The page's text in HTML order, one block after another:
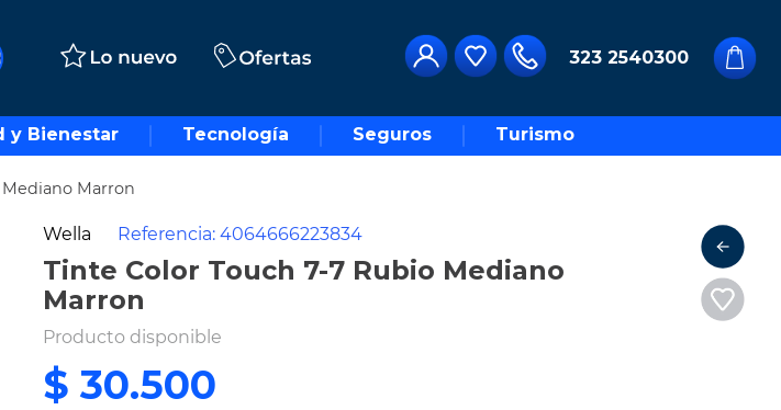
323 2540300
y Bienestar Tecnología Seguros Turismo
Marron
Wella Referencia: 4064666223834
Tinte Color Touch 7-7 Rubio Mediano
Marron
Producto disponible
$ 30.500